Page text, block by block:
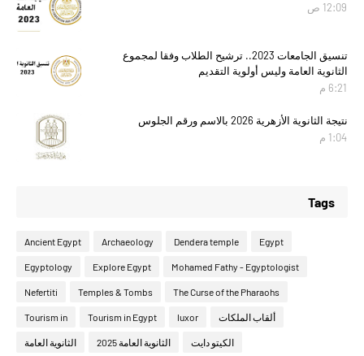
12:09 ص
تنسيق الجامعات 2023.. ترشيح الطلاب وفقا لمجموع
الثانوية العامة وليس أولوية التقديم
6:21 م
نتيجة الثانوية الأزهرية 2026 بالاسم ورقم الجلوس
1:04 م
Tags
Ancient Egypt Archaeology Dendera temple Egypt
Egyptology Explore Egypt Mohamed Fathy - Egyptologist
Nefertiti Temples & Tombs The Curse of the Pharaohs
Tourism in Tourism in Egypt luxor ألقاب الملكات
الثانوية العامة الثانوية العامة 2025 الكيتو دايت